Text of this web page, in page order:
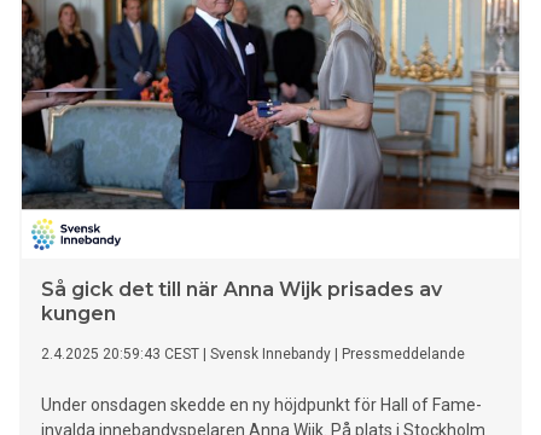
Så gick det till när Anna Wijk prisades av
kungen
2.4.2025 20:59:43 CEST Svensk Innebandy Pressmeddelande
Under onsdagen skedde en ny höjdpunkt för Hall of Fame-
invalda innebandyspelaren Anna Wijk. På plats i Stockholm